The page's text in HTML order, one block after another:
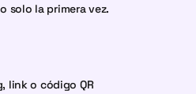
solo la primera vez.
link o código QR